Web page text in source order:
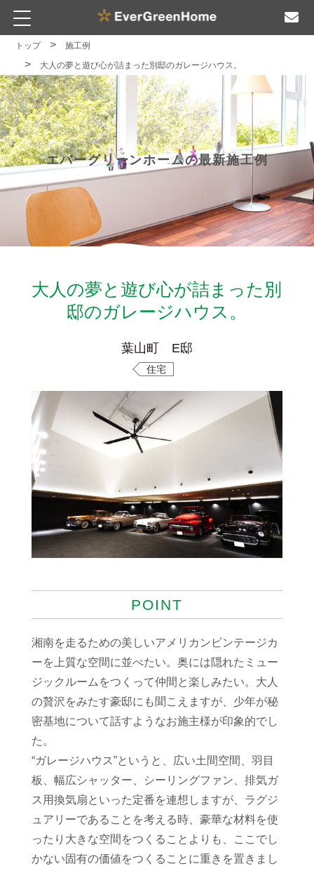
トップ
施工例
大人の夢と遊び心が詰まった別邸のガレージハウス。
エバーグリーンホームの最新施工例
大人の夢と遊び心が詰まった別
邸のガレージハウス。
葉山町 E邸
住宅
POINT
湘南を走るための美しいアメリカンビンテージカ
ーを上質な空間に並べたい。奥には隠れたミュー
ジックルームをつくって仲間と楽しみたい。大人
の贅沢をみたす豪邸にも聞こえますが、少年が秘
密基地について話すようなお施主様が印象的でし
た。
“ガレージハウス”というと、広い土間空間、羽目
板、幅広シャッター、シーリングファン、排気ガ
ス用換気扇といった定番を連想しますが、ラグジ
ュアリーであることを考える時、豪華な材料を使
ったり大きな空間をつくることよりも、ここでし
かない固有の価値をつくることに重きを置きまし